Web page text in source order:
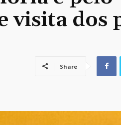
visita dos
Share